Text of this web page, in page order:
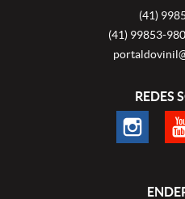
(41)
(41)99853-
REDES